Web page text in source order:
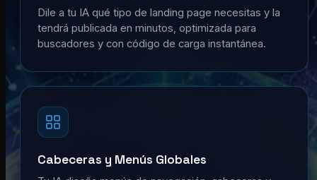
Dile a tu IA qué tipo de landing page necesitas y la
tendrá publicada en minutos, optimizada para
buscadores y con código de carga instantánea.
Cabeceras y Menús Globales